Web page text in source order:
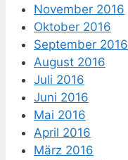
November 2016
Oktober 2016
September 2016
August 2016
Juli 2016
Juni 2016
Mai 2016
April 2016
März 2016